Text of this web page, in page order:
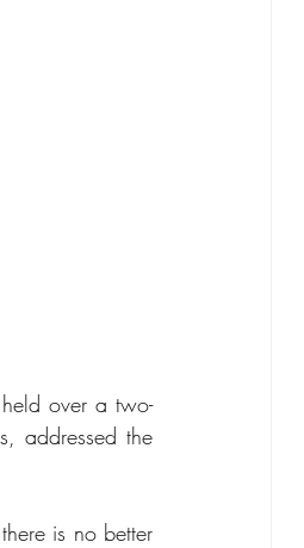
over a two-
addressed the
is no better